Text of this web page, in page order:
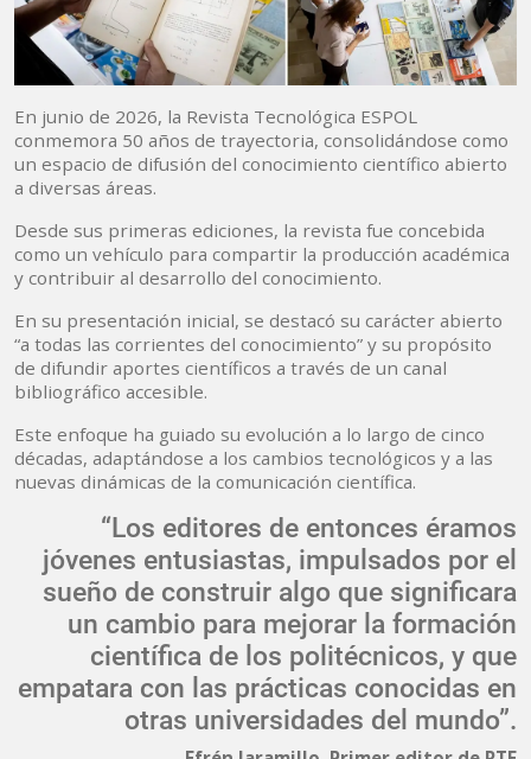
En junio de 2026, la Revista Tecnológica ESPOL
conmemora 50 años de trayectoria, consolidándose como
un espacio de difusión del conocimiento científico abierto
a diversas áreas.
Desde sus primeras ediciones, la revista fue concebida
como un vehículo para compartir la producción académica
y contribuir al desarrollo del conocimiento.
En su presentación inicial, se destacó su carácter abierto
“a todas las corrientes del conocimiento” y su propósito
de difundir aportes científicos a través de un canal
bibliográfico accesible.
Este enfoque ha guiado su evolución a lo largo de cinco
décadas, adaptándose a los cambios tecnológicos y a las
nuevas dinámicas de la comunicación científica.
“Los editores de entonces éramos
jóvenes entusiastas, impulsados por el
sueño de construir algo que significara
un cambio para mejorar la formación
científica de los politécnicos, y que
empatara con las prácticas conocidas en
otras universidades del mundo”.